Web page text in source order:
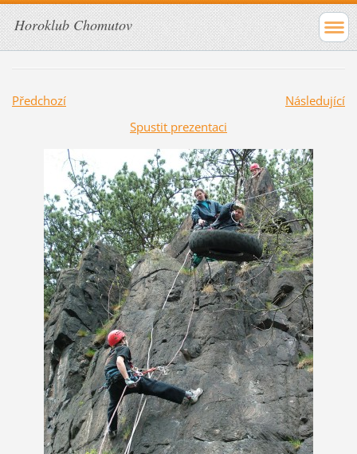
Horoklub Chomutov
Předchozí
Následující
Spustit prezentaci